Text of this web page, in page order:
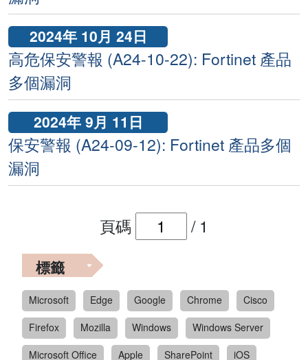
2024年 10月 24日
高危保安警報 (A24-10-22): Fortinet 產品
多個漏洞
2024年 9月 11日
保安警報 (A24-09-12): Fortinet 產品多個
漏洞
頁碼 / 1
標籤
Microsoft Edge Google Chrome
Cisco
Firefox
Mozilla Windows
Windows Server
Microsoft Office
Apple SharePoint
iOS